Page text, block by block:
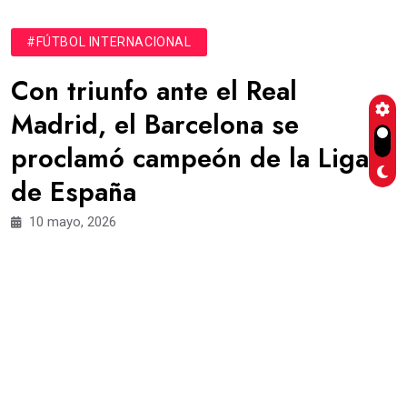
#FÚTBOL INTERNACIONAL
Con triunfo ante el Real
Madrid, el Barcelona se
proclamó campeón de la Liga
de España
10 mayo, 2026